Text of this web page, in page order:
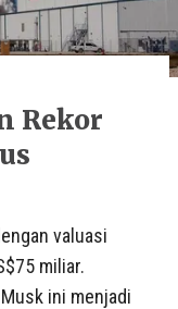
Rekor
valuasi
miliar.
ini menjadi